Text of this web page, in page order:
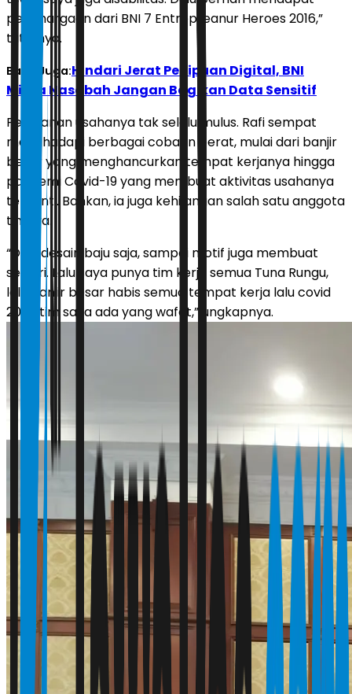
penghargaan dari BNI 7 Entrepreanur Heroes 2016,”
tuturnya.
Baca Juga:Hindari Jerat Penipuan Digital, BNI
Minta Nasabah Jangan Bagikan Data Sensitif
Perjalanan usahanya tak selalu mulus. Rafi sempat
menghadapi berbagai cobaan berat, mulai dari banjir
besar yang menghancurkan tempat kerjanya hingga
pandemi Covid-19 yang membuat aktivitas usahanya
terhenti. Bahkan, ia juga kehilangan salah satu anggota
timnya.
“Dulu desain baju saja, sampai motif juga membuat
sendiri. Lalu saya punya tim kerja semua Tuna Rungu,
lalu banjir besar habis semua tempat kerja lalu covid
2020 tim saya ada yang wafat,” ungkapnya.